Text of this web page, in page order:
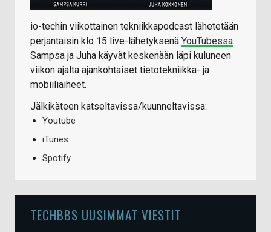
io-techin viikottainen tekniikkapodcast lähetetään
perjantaisin klo 15 live-lähetyksenä YouTubessa.
Sampsa ja Juha käyvät keskenään läpi kuluneen
viikon ajalta ajankohtaiset tietotekniikka- ja
mobiiliaiheet.
Jälkikäteen katseltavissa/kuunneltavissa:
Youtube
iTunes
Spotify
TECHBBS UUSIMMAT VIESTIT